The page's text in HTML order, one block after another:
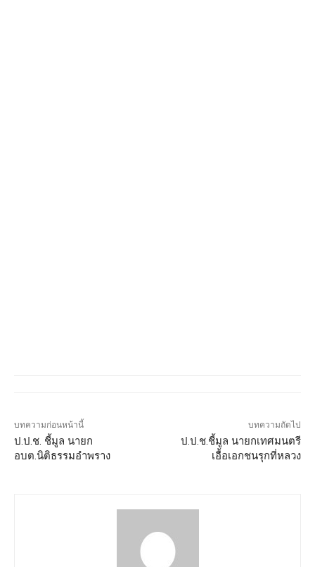
บทความก่อนหน้านี้
ป.ป.ช. ชี้มูล นายก
อบต.นิติธรรมอำพราง
บทความถัดไป
ป.ป.ช.ชี้มูล นายกเทศมนตรี
เอื้อเอกชนรุกที่หลวง